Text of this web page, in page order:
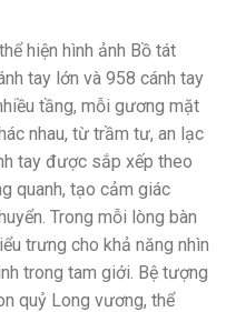
hiện hình ảnh Bồ tát
tay lớn và 958 cánh tay
tầng, mỗi gương mặt
nhau, từ trầm tư, an lạc
tay được sắp xếp theo
quanh, tạo cảm giác
Trong mỗi lòng bàn
trưng cho khả năng nhìn
trong tam giới. Bệ tượng
quỷ Long vương, thể